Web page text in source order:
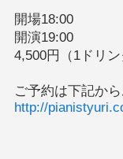
開場18:00
開演19:00
4,500円（1ドリ
ご予約は下記か
http://